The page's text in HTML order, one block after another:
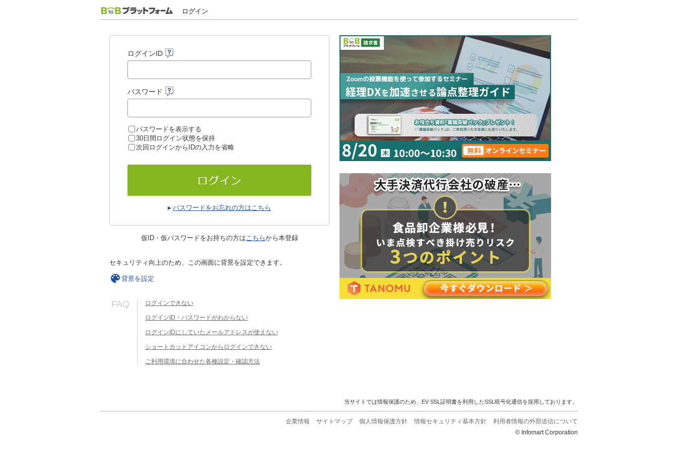
ログイン
ログインID
パスワード
パスワードを表示する
30日間ログイン状態を保持
次回ログインからIDの入力を省略
パスワードをお忘れの方はこちら
仮ID・仮パスワードをお持ちの方はこちらから本登録
セキュリティ向上のため、この画面に背景を設定できます。
背景を設定
FAQ ログインできない
ログインID・パスワードがわからない
ログインIDにしていたメールアドレスが使えない
ショートカットアイコンからログインできない
ご利用環境に合わせた各種設定・確認方法
当サイトでは情報保護のため、EV SSL証明書を利用したSSL暗号化通信を採用しております。
企業情報 サイトマップ 個人情報保護方針 情報セキュリティ基本方針
利用者情報の外部送信について
© Infomart Corporation